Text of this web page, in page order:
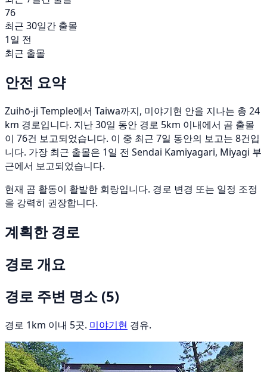
76
최근 30일간 출몰
1일 전
최근 출몰
안전 요약
Zuihō-ji Temple에서 Taiwa까지, 미야기현 안을 지나는 총 24
km 경로입니다. 지난 30일 동안 경로 5km 이내에서 곰 출몰
이 76건 보고되었습니다. 이 중 최근 7일 동안의 보고는 8건입
니다. 가장 최근 출몰은 1일 전 Sendai Kamiyagari, Miyagi 부
근에서 보고되었습니다.
현재 곰 활동이 활발한 회랑입니다. 경로 변경 또는 일정 조정
을 강력히 권장합니다.
계획한 경로
경로 개요
경로 주변 명소 (5)
경로 1km 이내 5곳. 미야기현 경유.